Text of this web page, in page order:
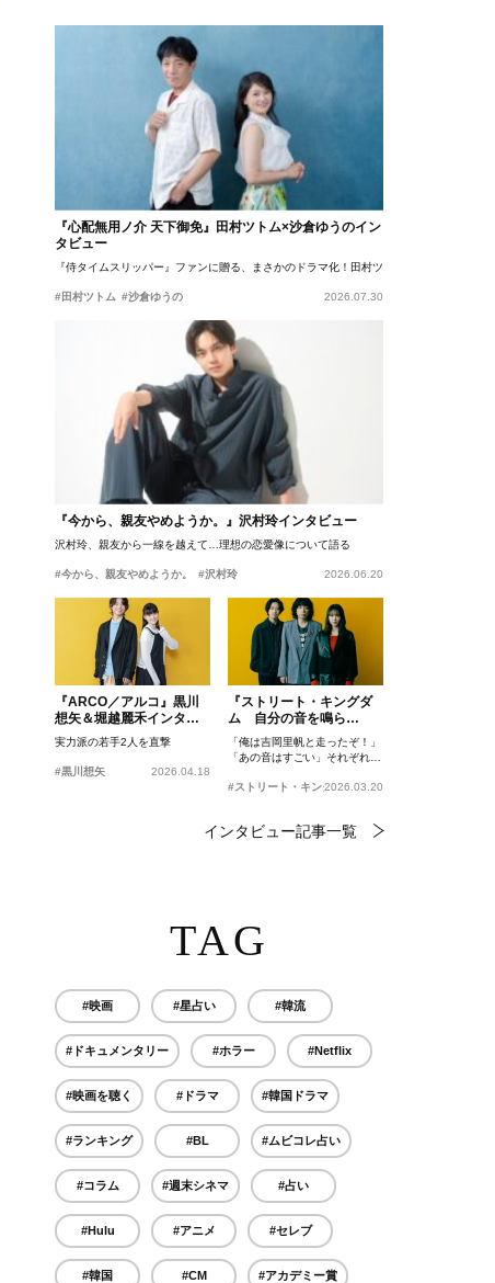
『心配無用ノ介 天下御免』田村ツトム×沙倉ゆうのイン
タビュー
『侍タイムスリッパー』ファンに贈る、まさかのドラマ化！田村ツトム×沙倉ゆうのが語
#田村ツトム #沙倉ゆうの 2026.07.30
『今から、親友やめようか。』沢村玲インタビュー
沢村玲、親友から一線を越えて…理想の恋愛像について語る
#今から、親友やめようか。 #沢村玲 2026.06.20
『ARCO／アルコ』黒川
想矢＆堀越麗禾インタビ
ュー
実力派の若手2人を直撃
#黒川想矢 2026.04.18
『ストリート・キングダ
ム 自分の音を鳴ら
せ。』峯田和伸、若葉竜
也、吉岡里帆インタビュ
ー
「俺は吉岡里帆と走ったぞ！」
「あの音はすごい」それぞれの
#ストリート・キングダム 自分の音を鳴らせ。
2026.03.20
インタビュー記事一覧
TAG
#映画 #星占い #韓流
#ドキュメンタリー #ホラー #Netflix
#映画を聴く #ドラマ #韓国ドラマ
#ランキング #BL #ムビコレ占い
#コラム #週末シネマ #占い
#Hulu #アニメ #セレブ
#韓国 #CM #アカデミー賞